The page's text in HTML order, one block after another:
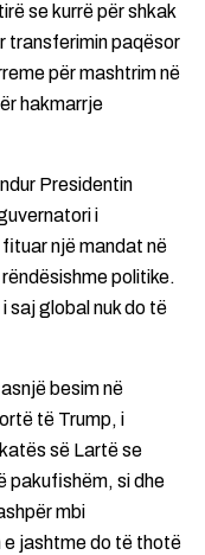
se kurrë për shkak
transferimin paqësor
për mashtrim në
hakmarrje
Presidentin
i
një mandat në
politike.
saj global nuk do të
besim në
të Trump, i
së Lartë se
pakufishëm, si dhe
mbi
e jashtme do të thotë